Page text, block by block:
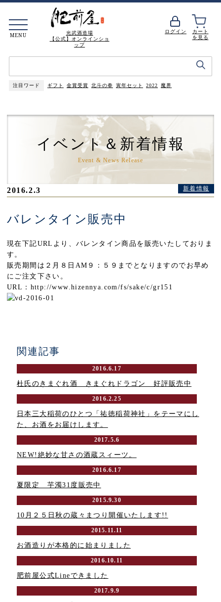
光武酒造場
【公式】オンラインショ
ップ
ログイン
カート
を見る
注目ワード ギフト 金賞受賞 北斗の拳 寅年セット 2022 魔界
MENU
イベント＆新着情報
Event & News Release
2016.2.3 新着情報
バレンタイン販売中
現在下記URLより、バレンタイン商品を販売いたしておりま
す。
販売期間は２月８日AM９：５９までとなりますのでお早め
にご注文下さい。
URL：http://www.hizennya.com/fs/sake/c/gr151
関連記事
2016.6.17
杜氏のきまぐれ酒 きまぐれドラゴン 好評販売中
2016.2.25
日本三大稲荷のひとつ「祐徳稲荷神社」をテーマにし
た、お酒をお届けします。
2017.5.6
NEW!絶妙な甘さの酒蔵スィーツ。
2016.6.17
夏限定 芋濁31度販売中
2015.9.30
10月２５日秋の蔵々まつり開催いたします!!
2015.11.11
お酒造りが本格的に始まりました
2016.10.11
肥前屋公式Lineできました
2017.9.9